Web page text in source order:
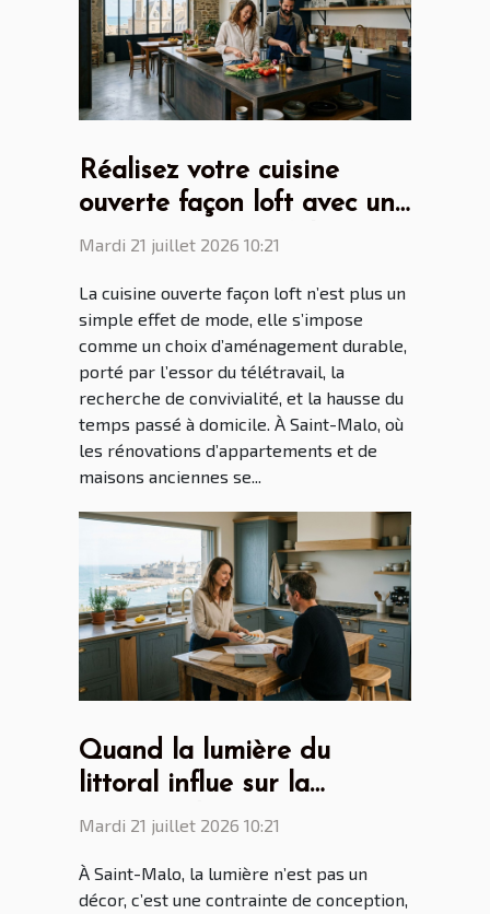
Réalisez votre cuisine
ouverte façon loft avec un
cuisiniste Saint Malo
Mardi 21 juillet 2026 10:21
La cuisine ouverte façon loft n’est plus un
simple effet de mode, elle s’impose
comme un choix d’aménagement durable,
porté par l’essor du télétravail, la
recherche de convivialité, et la hausse du
temps passé à domicile. À Saint-Malo, où
les rénovations d’appartements et de
maisons anciennes se...
Quand la lumière du
littoral influe sur la
création des cuisines par
Mardi 21 juillet 2026 10:21
À Saint-Malo, la lumière n’est pas un
décor, c’est une contrainte de conception,